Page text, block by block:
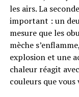
les airs. La
important : un
mesure que les
mèche
explosion et une
chaleur réagit
couleurs que vous